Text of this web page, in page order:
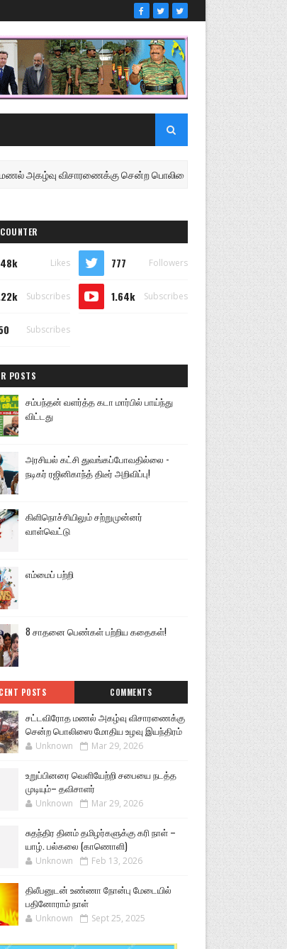
விசாரணைக்கு சென்ற பொலிஸை மோதிய உழவு இயந்திரம்
Likes 777 Followers
Subscribes 1.64k Subscribes
Subscribes
POSTS
சம்பந்தன் வளர்த்த கடா மார்பில் பாய்ந்து
விட்டது
அரசியல் கட்சி துவங்கப்போவதில்லை -
நடிகர் ரஜினிகாந்த் திடீர் அறிவிப்பு!
கிளிநொச்சியிலும் சற்றுமுன்னர்
வாள்வெட்டு
எம்மைப் பற்றி
8 சாதனை பெண்கள் பற்றிய கதைகள்!
POSTS COMMENTS
சட்டவிரோத மணல் அகழ்வு விசாரணைக்கு
சென்ற பொலிஸை மோதிய உழவு இயந்திரம்
Unknown Mar 29, 2026
உறுப்பினரை வெளியேற்றி சபையை நடத்த
முடியும்– தவிசாளர்
Unknown Mar 29, 2026
சுதந்திர தினம் தமிழர்களுக்கு கரி நாள் –
யாழ். பல்கலை (காணொளி)
Unknown Feb 13, 2026
திலீபனுடன் உண்ணா நோன்பு மேடையில்
பதினோராம் நாள்
Unknown Sept 25, 2025